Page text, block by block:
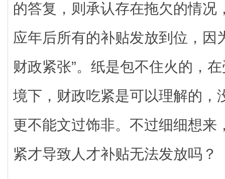
的答复，则承认存在拖欠的情况
应年后所有的补贴发放到位，因
财政紧张”。纸是包不住火的，
境下，财政吃紧是可以理解的，
更不能文过饰非。不过细细想来
紧才导致人才补贴无法发放吗？